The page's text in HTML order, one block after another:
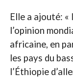
Elle a ajouté:
l’opinion
africaine, en
les pays du
l’Éthiopie